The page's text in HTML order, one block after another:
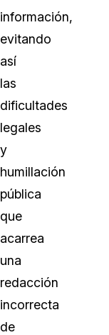
información,
evitando
así
las
dificultades
legales
y
humillación
pública
que
acarrea
una
redacción
incorrecta
de